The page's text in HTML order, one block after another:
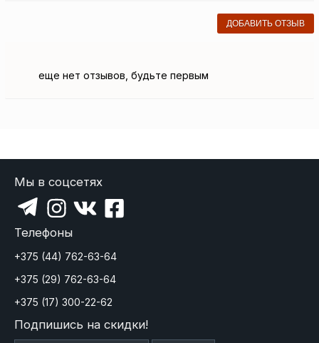
ДОБАВИТЬ ОТЗЫВ
еще нет отзывов, будьте первым
Мы в соцсетях
Телефоны
+375 (44) 762-63-64
+375 (29) 762-63-64
+375 (17) 300-22-62
Подпишись на скидки!